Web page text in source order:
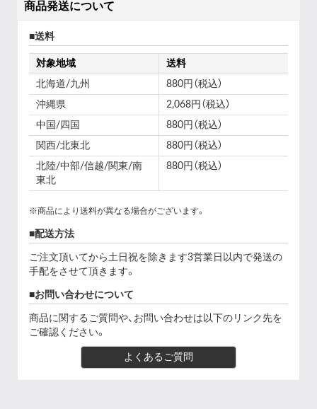
商品発送について
送料
対象地域 送料
北海道/九州 880円（税込）
沖縄県 2,068円（税込）
中国/四国 880円（税込）
関西/北東北 880円（税込）
北陸/中部/信越/関東/南
東北
880円（税込）
※商品により送料が異なる場合がございます。
配送方法
ご注文頂いてから土日祝を除きます3営業日以内で発送の
手配をさせて頂きます。
お問い合わせについて
商品に関するご質問や、お問い合わせは以下のリンク先を
ご確認ください。
よくあるご質問